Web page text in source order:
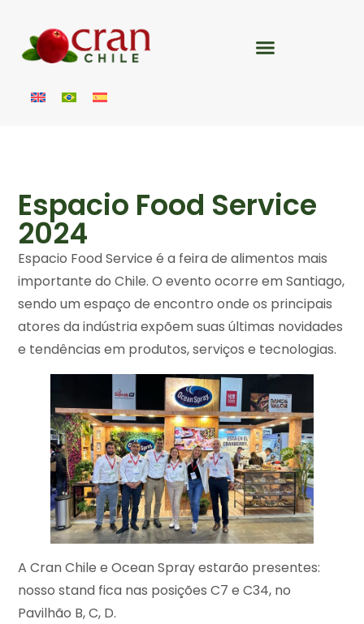
Espacio Food Service
2024
Espacio Food Service é a feira de alimentos mais
importante do Chile. O evento ocorre em Santiago,
sendo um espaço de encontro onde os principais
atores da indústria expõem suas últimas novidades
e tendências em produtos, serviços e tecnologias.
A Cran Chile e Ocean Spray estarão presentes:
nosso stand fica nas posições C7 e C34, no
Pavilhão B, C, D.